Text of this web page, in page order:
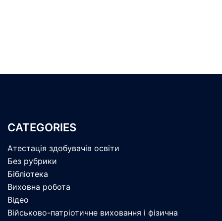
CATEGORIES
Атестація здобувачів освіти
Без рубрики
Бібліотека
Виховна робота
Відео
Військово-патріотичне виховання і фізична